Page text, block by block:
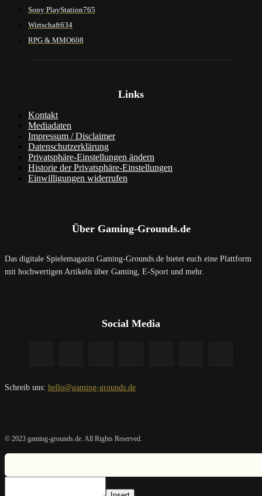
Sony PlayStation765
Wirtschaft634
RPG & MMO608
Links
Kontakt
Mediadaten
Impressum / Disclaimer
Datenschutzerklärung
Privatsphäre-Einstellungen ändern
Historie der Privatsphäre-Einstellungen
Einwilligungen widerrufen
Über Gaming-Grounds.de
Das digitale Spielemagazin Gaming-Grounds.de bietet euch eine Plattform
mit hochwertigen Artikeln über Gaming, E-Sport und mehr.
Social Media
Schreib uns: hello@gaming-grounds.de
© 2023 gaming-grounds.de. All Rights Reserved.